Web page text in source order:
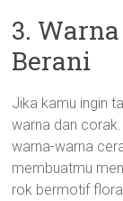
3.
Berani
Jika kamu ingin
warna dan
warna-warna
membuatmu
rok bermotif